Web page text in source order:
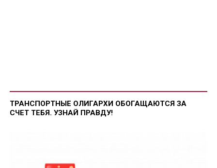
ТРАНСПОРТНЫЕ ОЛИГАРХИ ОБОГАЩАЮТСЯ ЗА
СЧЕТ ТЕБЯ. УЗНАЙ ПРАВДУ!